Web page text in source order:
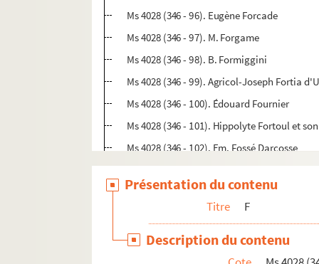
Ms 4028 (346 - 96). Eugène Forcade
Ms 4028 (346 - 97). M. Forgame
Ms 4028 (346 - 98). B. Formiggini
Ms 4028 (346 - 99). Agricol-Joseph Fortia
Ms 4028 (346 - 100). Édouard Fournier
Ms 4028 (346 - 101). Hippolyte Fortoul et
Ms 4028 (346 - 102). Em. Fossé Darcosse
Ms 4028 (346 - 103). Ch. De Fouan
Ms 4028 (346 - 104). Édouard Foucaud
Ms 4028 (346 - 105). Foucault (libraire)
Ms 4028 (346 - 106). Paul Foucher
Ms 4028 (346 - 107). Théodore de Foudras
Présentation du contenu
Titre F
Description du contenu